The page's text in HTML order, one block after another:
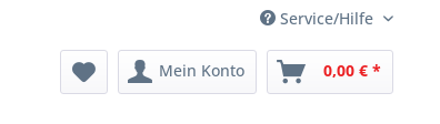
Service/Hilfe
Mein Konto 0,00 € *